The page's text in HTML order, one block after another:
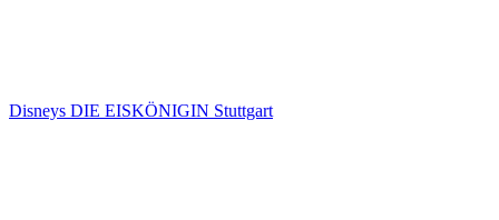
Disneys DIE EISKÖNIGIN Stuttgart